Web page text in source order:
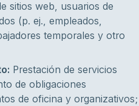
sitios web, usuarios de
(p. ej., empleados,
temporales y otro
Prestación de servicios
de obligaciones
de oficina y organizativos;